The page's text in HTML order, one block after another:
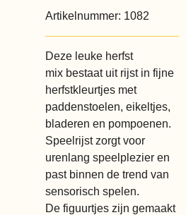
Artikelnummer: 1082
Deze leuke herfst
mix bestaat uit rijst in fijne
herfstkleurtjes met
paddenstoelen, eikeltjes,
bladeren en pompoenen.
Speelrijstzorgt voor
urenlang speelplezier en
past binnen de trend van
sensorisch spelen.
De figuurtjes zijn gemaakt